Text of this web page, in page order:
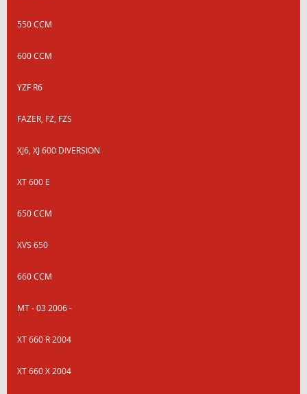
550 CCM
600 CCM
YZF R6
FAZER, FZ, FZS
XJ6, XJ 600 DIVERSION
XT 600 E
650 CCM
XVS 650
660 CCM
MT - 03 2006 -
XT 660 R 2004
XT 660 X 2004